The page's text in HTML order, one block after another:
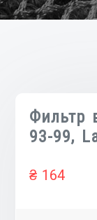
Фильтр
93-99,
₴ 164